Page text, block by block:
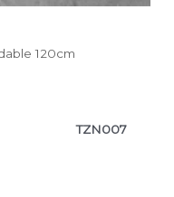
120cm
TZN007